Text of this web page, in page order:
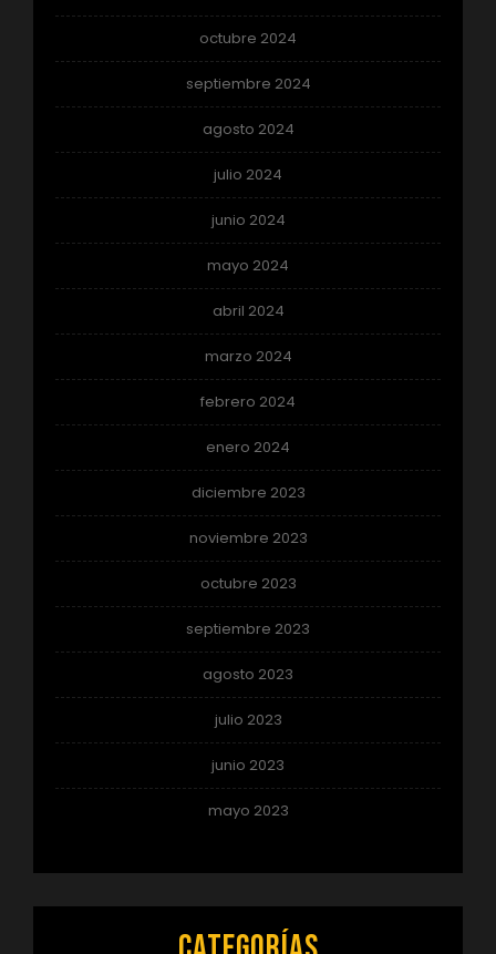
octubre 2024
septiembre 2024
agosto 2024
julio 2024
junio 2024
mayo 2024
abril 2024
marzo 2024
febrero 2024
enero 2024
diciembre 2023
noviembre 2023
octubre 2023
septiembre 2023
agosto 2023
julio 2023
junio 2023
mayo 2023